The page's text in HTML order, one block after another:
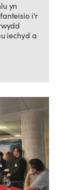
yn
i'r
iechyd a